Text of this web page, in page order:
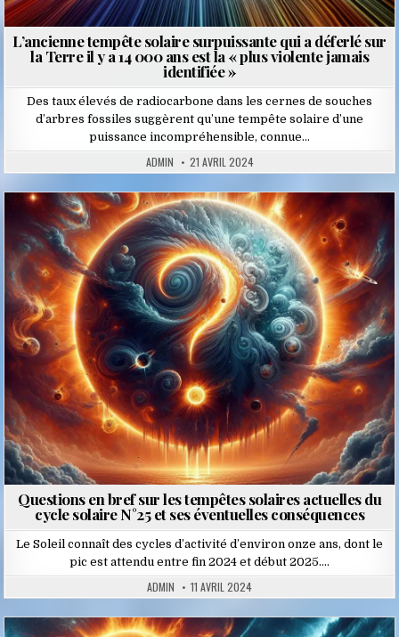
L’ancienne tempête solaire surpuissante qui a déferlé sur
la Terre il y a 14 000 ans est la « plus violente jamais
identifiée »
Des taux élevés de radiocarbone dans les cernes de souches
d’arbres fossiles suggèrent qu’une tempête solaire d’une
puissance incompréhensible, connue…
ADMIN 21 AVRIL 2024
Posted
in
Questions en bref sur les tempêtes solaires actuelles du
cycle solaire N°25 et ses éventuelles conséquences
Le Soleil connaît des cycles d’activité d’environ onze ans, dont le
pic est attendu entre fin 2024 et début 2025….
ADMIN 11 AVRIL 2024